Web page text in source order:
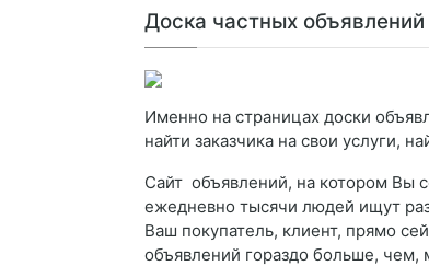
Доска частных
Именно на страницах доски
найти заказчика на свои услуги,
Сайт объявлений, на котором Вы
ежедневно тысячи людей ищут
Ваш покупатель, клиент, прямо
объявлений гораздо больше,